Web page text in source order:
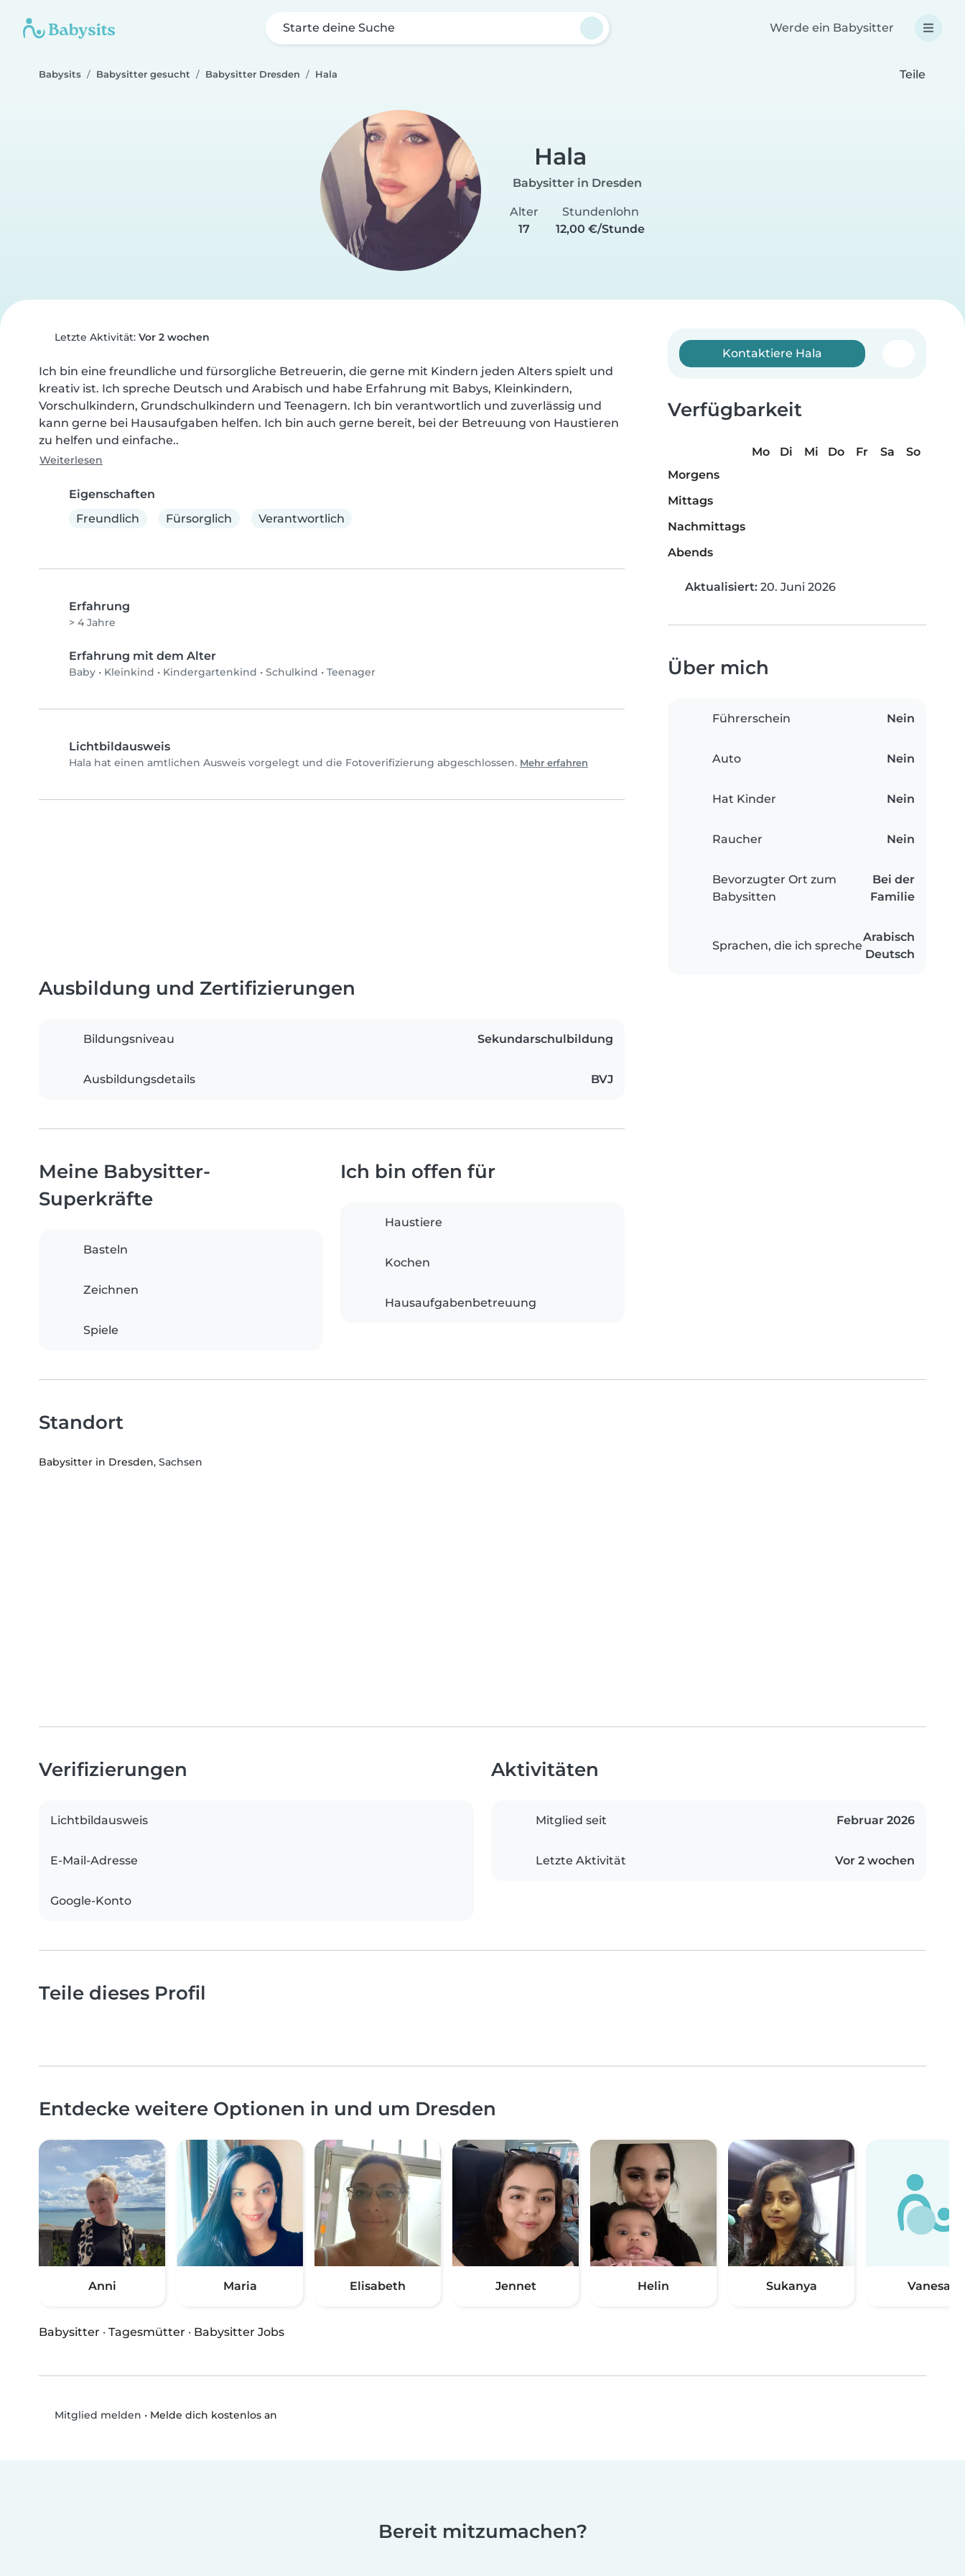
Starte deine Suche Werde ein Babysitter
Babysits Babysitter gesucht Babysitter Dresden Hala Teile
Hala
Babysitter in Dresden
Alter
17
Stundenlohn
12,00 €/Stunde
Letzte Aktivität: Vor 2 wochen
Ich bin eine freundliche und fürsorgliche Betreuerin, die gerne mit Kindern jeden Alters spielt und
kreativ ist. Ich spreche Deutsch und Arabisch und habe Erfahrung mit Babys, Kleinkindern,
Vorschulkindern, Grundschulkindern und Teenagern. Ich bin verantwortlich und zuverlässig und
kann gerne bei Hausaufgaben helfen. Ich bin auch gerne bereit, bei der Betreuung von Haustieren
zu helfen und einfache..
Weiterlesen
Eigenschaften
Freundlich
Fürsorglich Verantwortlich
Erfahrung
> 4 Jahre
Erfahrung mit dem Alter
Baby • Kleinkind • Kindergartenkind • Schulkind • Teenager
Lichtbildausweis
Hala hat einen amtlichen Ausweis vorgelegt und die Fotoverifizierung abgeschlossen. Mehr erfahren
Kontaktiere Hala
Verfügbarkeit
Mo Di Mi Do Fr Sa
So
Morgens
Mittags
Nachmittags
Abends
Aktualisiert: 20. Juni 2026
Über mich
Führerschein Nein
Auto Nein
Hat Kinder Nein
Raucher Nein
Bevorzugter Ort zum
Babysitten
Bei der
Familie
Sprachen, die ich spreche
Arabisch
Deutsch
Ausbildung und Zertifizierungen
Bildungsniveau Sekundarschulbildung
Ausbildungsdetails BVJ
Meine Babysitter-
Superkräfte
Basteln
Zeichnen
Spiele
Ich bin offen für
Haustiere
Kochen
Hausaufgabenbetreuung
Standort
Babysitter in Dresden, Sachsen
Verifizierungen
Lichtbildausweis
E-Mail-Adresse
Google-Konto
Aktivitäten
Mitglied seit Februar 2026
Letzte Aktivität Vor 2 wochen
Teile dieses Profil
Entdecke weitere Optionen in und um Dresden
Anni Maria Elisabeth Jennet Helin Sukanya Vanesa
Babysitter · Tagesmütter · Babysitter Jobs
Mitglied melden • Melde dich kostenlos an
Bereit mitzumachen?